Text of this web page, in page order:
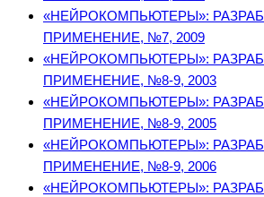
«НЕЙРОКОМПЬЮТЕРЫ»:
ПРИМЕНЕНИЕ, №7, 2009
«НЕЙРОКОМПЬЮТЕРЫ»:
ПРИМЕНЕНИЕ, №8-9, 2003
«НЕЙРОКОМПЬЮТЕРЫ»:
ПРИМЕНЕНИЕ, №8-9, 2005
«НЕЙРОКОМПЬЮТЕРЫ»:
ПРИМЕНЕНИЕ, №8-9, 2006
«НЕЙРОКОМПЬЮТЕРЫ»: